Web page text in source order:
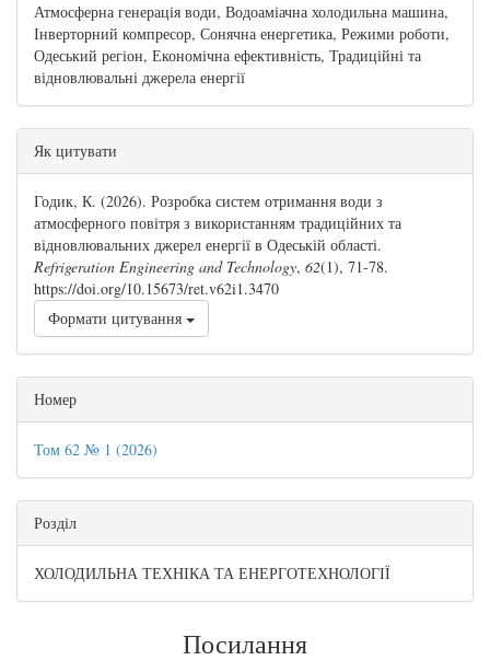
Атмосферна генерація води, Водоаміачна холодильна машина,
Інверторний компресор, Сонячна енергетика, Режими роботи,
Одеський регіон, Економічна ефективність, Традиційні та
відновлювальні джерела енергії
Як цитувати
Годик, К. (2026). Розробка систем отримання води з
атмосферного повітря з використанням традиційних та
відновлювальних джерел енергії в Одеській області.
Refrigeration Engineering and Technology, 62(1), 71-78.
https://doi.org/10.15673/ret.v62i1.3470
Формати цитування
Номер
Том 62 № 1 (2026)
Розділ
ХОЛОДИЛЬНА ТЕХНІКА ТА ЕНЕРГОТЕХНОЛОГІЇ
Посилання